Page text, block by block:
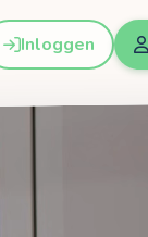
Inloggen